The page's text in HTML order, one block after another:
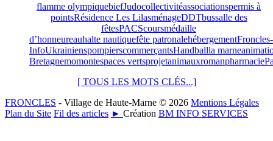
flamme olympiquebiefJudocollectivitéassociationspermis à
pointsRésidence Les LilasménageDDTbussalle des
fêtesPACScoursmédaille
d’honneureauhalte nautiquefête patronalehébergementFroncles-
InfoUkrainienspompierscommerçantsHandballla marne
Bretagnemomontespaces vertsprojetanimauxromanpharmacie
[ TOUS LES MOTS CLÉS...]
FRONCLES - Village de Haute-Marne © 2026 Mentions Légales
Plan du Site Fil des articles ► Création BM INFO SERVICES